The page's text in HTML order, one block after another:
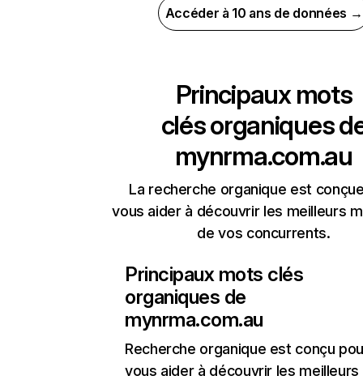
Accéder à 10 ans de données →
Principaux mots
clés organiques
mynrma.com.au
La recherche organique est
vous aider à découvrir les meilleurs
de vos concurrents.
Principaux mots clés
organiques de
mynrma.com.au
Recherche organique est conçu
vous aider à découvrir les